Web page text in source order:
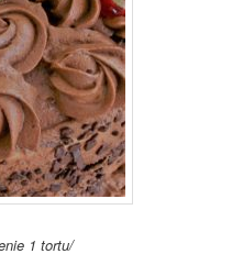
1 tortu/